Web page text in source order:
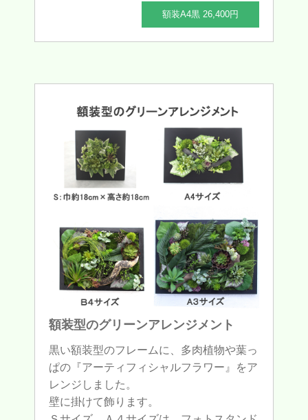
額装A4黒 26,400円
額装型のグリーンアレンジメント
黒い額装型のフレームに、多肉植物や葉っ
ぱの『アーティフィシャルフラワー』をア
レンジしました。
壁に掛けて飾ります。